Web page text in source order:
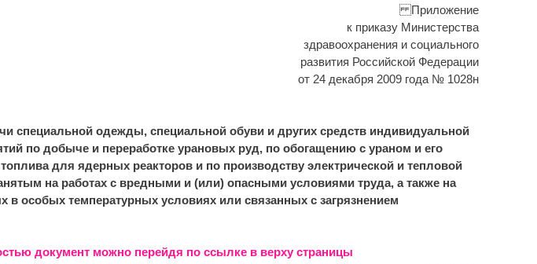
Приложение
к приказу Министерства
здравоохранения и социального
развития Российской Федерации
от 24 декабря 2009 года № 1028н
специальной одежды, специальной обуви и других средств индивидуальной
по добыче и переработке урановых руд, по обогащению с ураном и его
для ядерных реакторов и по производству электрической и тепловой
на работах с вредными и (или) опасными условиями труда, а также на
в особых температурных условиях или связанных с загрязнением
документ можно перейдя по ссылке в верху страницы